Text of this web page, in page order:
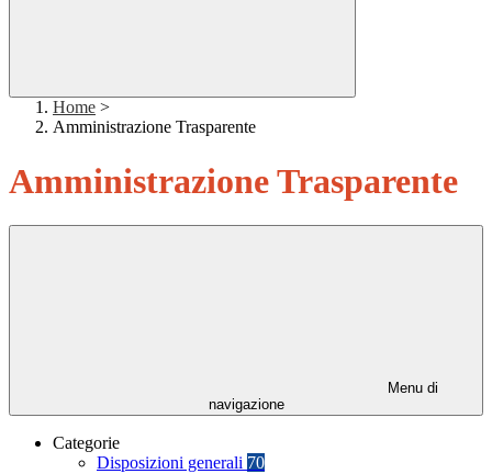
Home >
Amministrazione Trasparente
Amministrazione Trasparente
Menu di
navigazione
Categorie
Disposizioni generali 70